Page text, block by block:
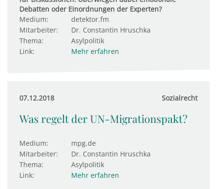
Debatten oder Einordnungen der Experten?
Medium:
detektor.fm
Mitarbeiter:
Dr. Constantin Hruschka
Thema:
Asylpolitik
Link:
Mehr erfahren
07.12.2018 Sozialrecht
Was regelt der UN-Migrationspakt?
Medium:
mpg.de
Mitarbeiter:
Dr. Constantin Hruschka
Thema:
Asylpolitik
Link:
Mehr erfahren